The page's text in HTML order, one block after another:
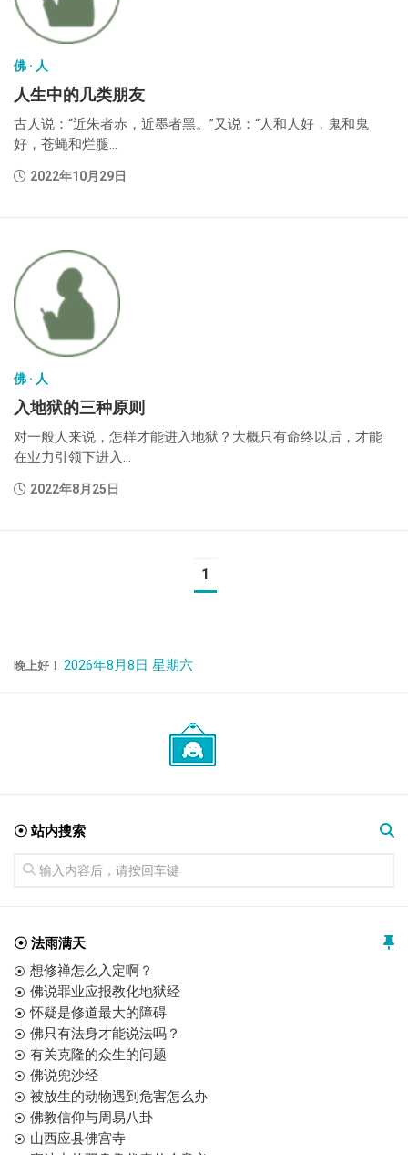
佛 · 人
人生中的几类朋友
古人说：“近朱者赤，近墨者黑。”又说：“人和人好，鬼和鬼
好，苍蝇和烂腿...
2022年10月29日
佛 · 人
入地狱的三种原则
对一般人来说，怎样才能进入地狱？大概只有命终以后，才能
在业力引领下进入...
2022年8月25日
1
晚上好！ 2026年8月8日 星期六
☉ 站内搜索
☉ 法雨满天
想修禅怎么入定啊？
佛说罪业应报教化地狱经
怀疑是修道最大的障碍
佛只有法身才能说法吗？
有关克隆的众生的问题
佛说兜沙经
被放生的动物遇到危害怎么办
佛教信仰与周易八卦
山西应县佛宫寺